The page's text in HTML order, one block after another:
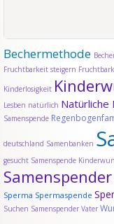
Bechermethode
Fruchtbarkeit steigern
Kinderlosigkeit
Lesben natürlich Natürliche
Samenspende
deutschland Samenbanken
gesucht Samenspende
Samenspender
Sperma Spermaspende
Suchen Samenspender Vater